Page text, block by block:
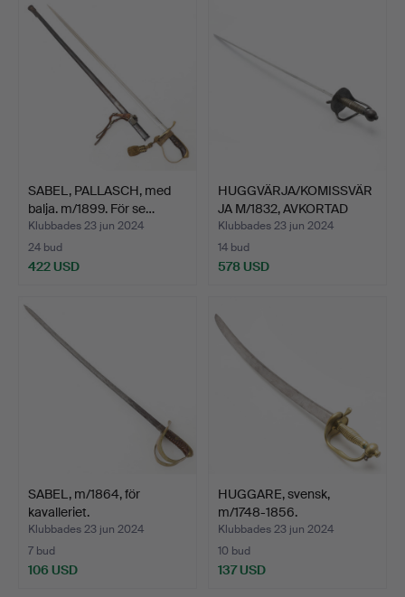
SABEL, PALLASCH, med
balja. m/1899. För se…
Klubbades 23 jun 2024
24 bud
422 USD
HUGGVÄRJA/KOMISSVÄR
JA M/1832, AVKORTAD
M/1…
Klubbades 23 jun 2024
14 bud
578 USD
SABEL, m/1864, för
kavalleriet.
Klubbades 23 jun 2024
7 bud
106 USD
HUGGARE, svensk,
m/1748-1856.
Klubbades 23 jun 2024
10 bud
137 USD